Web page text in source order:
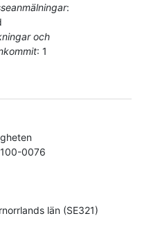
:
och
: 1
0076
län (SE321)